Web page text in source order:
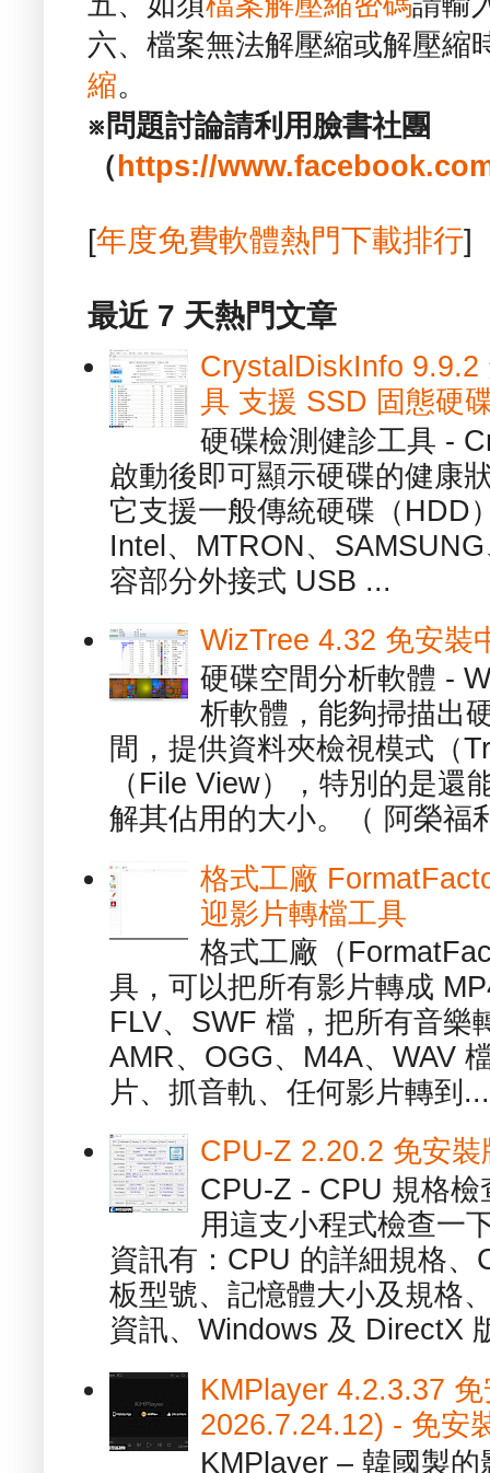
六、檔案無法解壓縮或解壓縮
縮。
※問題討論請利用臉書社團
（ https://
[年度免費軟體熱門下載排行]
最近 7 天熱門文章
CrystalDiskInfo 9.9.2
具 支援 SSD 固態硬
硬碟檢測健診工具 -
啟動後即可顯示硬碟的健康
它支援一般傳統硬碟（HDD
Intel、MTRON、
容部分外接式 USB ...
WizTree 4.32 免安裝
硬碟空間分析軟體 -
析軟體，能夠掃描出
間，提供資料夾檢視模式（
（File View），特別的是還
解其佔用的大小。（ 阿榮福
格式工廠
迎影片轉檔工具
格式工廠（
具，可以把所有影片轉成
FLV、SWF 檔，把所有音樂
AMR、OGG、M4A、WAV
片、抓音軌、任何影片轉到...
CPU-Z 2.20.2 免安
CPU-Z - CPU 規格
用這支小程式檢查一
資訊有：CPU 的詳細規格
板型號、記憶體大小及規格
資訊、Windows 及 DirectX
KMPlayer 4.2.3.37
2026.7.24.12) - 免安
KMPlayer – 韓國製